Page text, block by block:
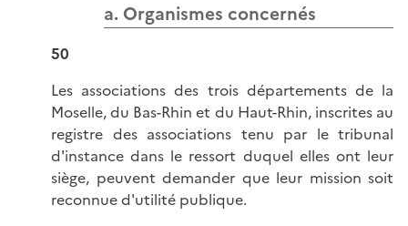
a. Organismes concernés
50
Les associations des trois départements de la
Moselle, du Bas-Rhin et du Haut-Rhin, inscrites au
registre des associations tenu par le tribunal
d'instance dans le ressort duquel elles ont leur
siège, peuvent demander que leur mission soit
reconnue d'utilité publique.